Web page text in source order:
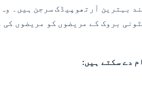
بہترین آرتھوپیڈک سرجن ہیں۔
بروک کے مریضوں کو مریضوں
دے سکتے ہیں: